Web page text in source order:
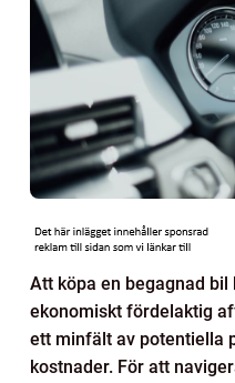
Att köpa en begagnad
ekonomiskt fördelaktig
ett minfält av potentiella
kostnader. För att